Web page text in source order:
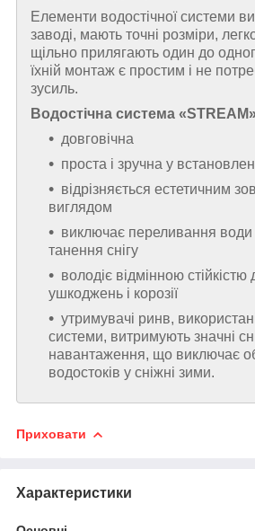
Елементи водостічної системи
заводі, мають точні розміри,
щільно прилягають один до
їхній монтаж є простим і не
зусиль.
Водостічна система
довговічна
проста і зручна у
відрізняється естетичним
виглядом
виключає переливання води
танення снігу
володіє відмінною
ушкоджень і корозії
утримувачі ринв,
системи, витримують значні
навантаження, що виключає
водостоків у сніжні зими.
Приховати
Характеристики